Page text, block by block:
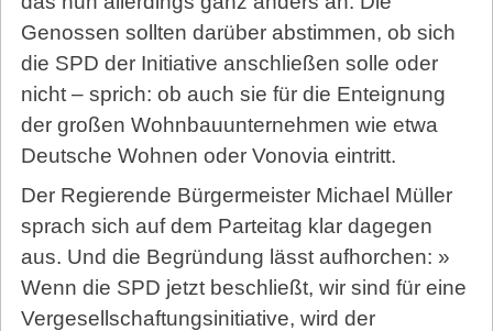
Genossen sollten darüber abstimmen, ob sich
die SPD der Initiative anschließen solle oder
nicht – sprich: ob auch sie für die Enteignung
der gro­ßen Wohnbauunternehmen wie etwa
Deutsche Wohnen oder Vonovia eintritt.
Der Regierende Bürgermeister Michael Müller
sprach sich auf dem Parteitag klar dagegen
aus. Und die Begründung lässt aufhorchen: »
Wenn die SPD jetzt beschließt, wir sind für eine
Vergesellschaftungsinitiative, wird der